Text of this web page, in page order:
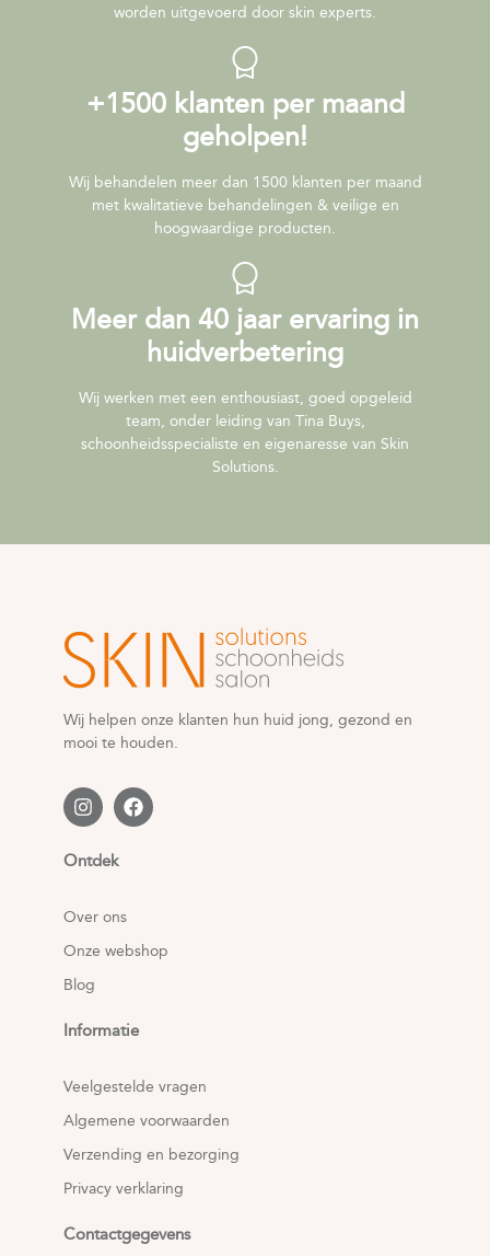
worden uitgevoerd door skin experts.
+1500 klanten per maand
geholpen!
Wij behandelen meer dan 1500 klanten per maand
met kwalitatieve behandelingen & veilige en
hoogwaardige producten.
Meer dan 40 jaar ervaring in
huidverbetering
Wij werken met een enthousiast, goed opgeleid
team, onder leiding van Tina Buys,
schoonheidsspecialiste en eigenaresse van Skin
Solutions.
Wij helpen onze klanten hun huid jong, gezond en
mooi te houden.
Ontdek
Over ons
Onze webshop
Blog
Informatie
Veelgestelde vragen
Algemene voorwaarden
Verzending en bezorging
Privacy verklaring
Contactgegevens